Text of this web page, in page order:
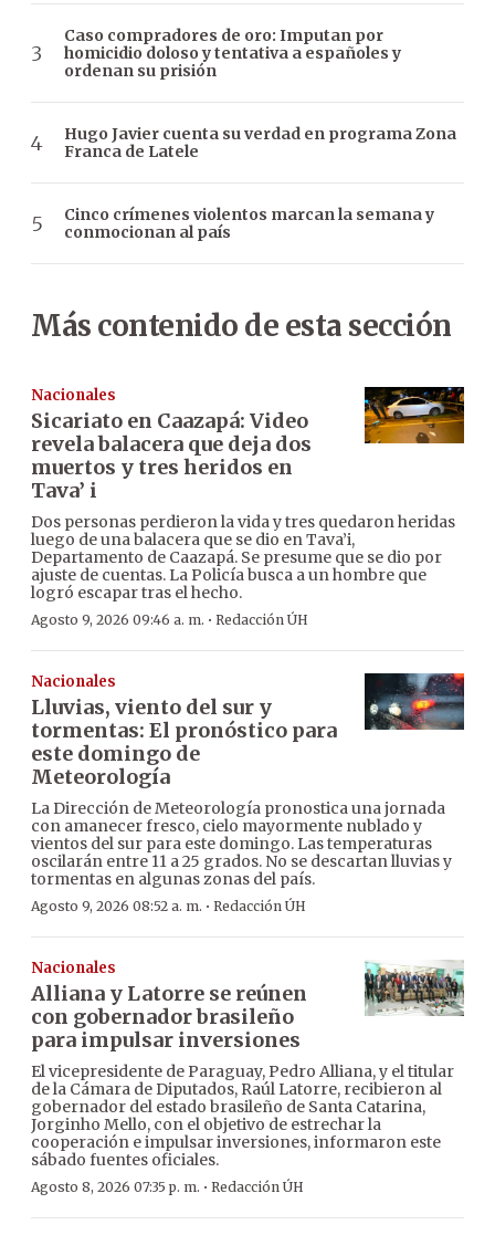
Caso compradores de oro: Imputan por
homicidio doloso y tentativa a españoles y
ordenan su prisión
Hugo Javier cuenta su verdad en programa Zona
Franca de Latele
Cinco crímenes violentos marcan la semana y
conmocionan al país
Más contenido de esta sección
Nacionales
Sicariato en Caazapá: Video
revela balacera que deja dos
muertos y tres heridos en
Tava’ i
Dos personas perdieron la vida y tres quedaron heridas
luego de una balacera que se dio en Tava’i,
Departamento de Caazapá. Se presume que se dio por
ajuste de cuentas. La Policía busca a un hombre que
logró escapar tras el hecho.
Agosto 9, 2026 09:46 a. m. · Redacción ÚH
Nacionales
Lluvias, viento del sur y
tormentas: El pronóstico para
este domingo de
Meteorología
La Dirección de Meteorología pronostica una jornada
con amanecer fresco, cielo mayormente nublado y
vientos del sur para este domingo. Las temperaturas
oscilarán entre 11 a 25 grados. No se descartan lluvias y
tormentas en algunas zonas del país.
Agosto 9, 2026 08:52 a. m. · Redacción ÚH
Nacionales
Alliana y Latorre se reúnen
con gobernador brasileño
para impulsar inversiones
El vicepresidente de Paraguay, Pedro Alliana, y el titular
de la Cámara de Diputados, Raúl Latorre, recibieron al
gobernador del estado brasileño de Santa Catarina,
Jorginho Mello, con el objetivo de estrechar la
cooperación e impulsar inversiones, informaron este
sábado fuentes oficiales.
Agosto 8, 2026 07:35 p. m. · Redacción ÚH